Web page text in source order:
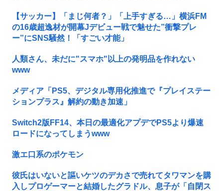
【サッカー】「まじ何者？」「上手すぎる…」横浜FM
の16歳超逸材が開幕Jデビュー戦で魅せた”衝撃プレ
ー”にSNS騒然！「すごい才能」
人類さん、未だに"スマホ"以上の発明品を作れない
www
メディア「PS5、デジタル専用化推進で『プレイステー
ションプラス』解約の動き加速」
Switch2版FF14、本日の最適化アプデでPS5より爆速
ロードになってしまうwww
激エ口系のポケモン
彼氏はいないと謳いケツのデカさで売れてタワマンを購
入しプロゲーマーと結婚したグラドル、息子が「自閉ス